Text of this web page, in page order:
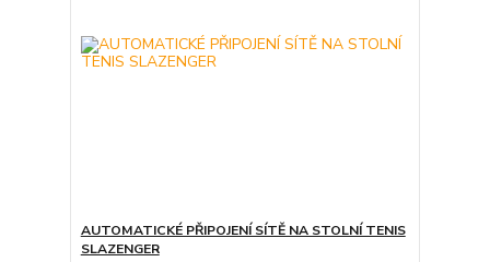
AUTOMATICKÉ PŘIPOJENÍ SÍTĚ NA STOLNÍ TENIS
SLAZENGER